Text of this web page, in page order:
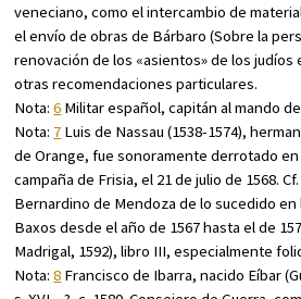
veneciano, como el intercambio de
el envío de obras de Bárbaro (Sobre la
renovación de los «asientos» de los judíos
otras recomendaciones particulares.
Nota:6 Militar español, capitán al mando
Nota: 7 Luis de Nassau (1538-1574),
de Orange, fue sonoramente derrotado
campaña de Frisia, el 21 de julio de 1568.
Bernardino de Mendoza de lo sucedido en
Baxos desde el año de 1567 hasta el de
Madrigal, 1592), libro III, especialmente
Nota:8 Francisco de Ibarra, nacido Eíbar